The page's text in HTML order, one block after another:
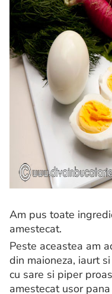
Am pus toate
amestecat.
Peste aceastea am
din maioneza, iaurt
cu sare si piper
amestecat usor